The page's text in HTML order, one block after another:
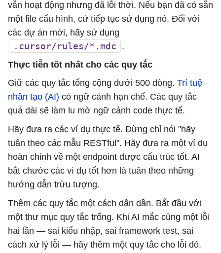
vẫn hoạt động nhưng đã lỗi thời. Nếu bạn đã có sẵn
một file cấu hình, cứ tiếp tục sử dụng nó. Đối với
các dự án mới, hãy sử dụng
.cursor/rules/*.mdc
.
Thực tiễn tốt nhất cho các quy tắc
Giữ các quy tắc tổng cộng dưới 500 dòng. Trí tuệ
nhân tạo (AI) có ngữ cảnh hạn chế. Các quy tắc
quá dài sẽ làm lu mờ ngữ cảnh code thực tế.
Hãy đưa ra các ví dụ thực tế. Đừng chỉ nói "hãy
tuân theo các mẫu RESTful". Hãy đưa ra một ví dụ
hoàn chỉnh về một endpoint được cấu trúc tốt. AI
bắt chước các ví dụ tốt hơn là tuân theo những
hướng dẫn trừu tượng.
Thêm các quy tắc một cách dần dần. Bắt đầu với
một thư mục quy tắc trống. Khi AI mắc cùng một lỗi
hai lần — sai kiểu nhập, sai framework test, sai
cách xử lý lỗi — hãy thêm một quy tắc cho lỗi đó.